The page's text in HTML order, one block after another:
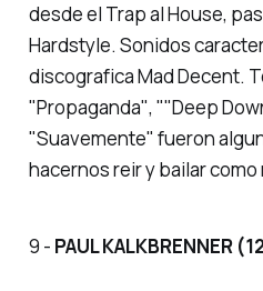
desde el Trap al House,
Hardstyle. Sonidos
discograficaMad Decent.
"Propaganda", ""Deep
"Suavemente" fueron
hacernos reir y bailar como
9 - PAUL KALKBRENNER